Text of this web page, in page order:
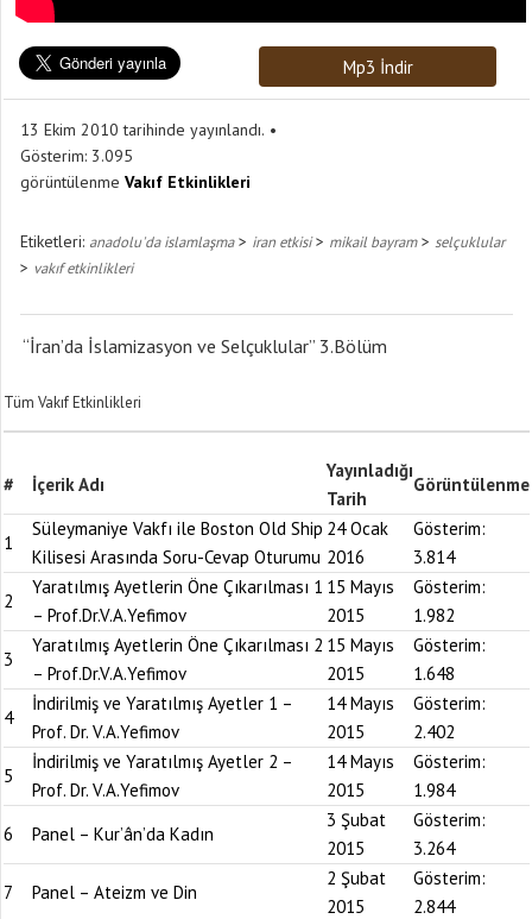
Mp3 İndir
13 Ekim 2010 tarihinde yayınlandı.
Gösterim: 3.095
görüntülenme Vakıf Etkinlikleri
Etiketleri: anadolu'da islamlaşma> iran etkisi> mikail bayram> selçuklular
> vakıf etkinlikleri
“İran’da İslamizasyon ve Selçuklular” 3.Bölüm
Tüm Vakıf Etkinlikleri
# İçerik Adı
Yayınladığı
Tarih
Görüntülenme
1
Süleymaniye Vakfı ile Boston Old Ship
Kilisesi Arasında Soru-Cevap Oturumu
24 Ocak
2016
Gösterim:
3.814
2
Yaratılmış Ayetlerin Öne Çıkarılması 1
– Prof.Dr.V.A.Yefimov
15 Mayıs
2015
Gösterim:
1.982
3
Yaratılmış Ayetlerin Öne Çıkarılması 2
– Prof.Dr.V.A.Yefimov
15 Mayıs
2015
Gösterim:
1.648
4
İndirilmiş ve Yaratılmış Ayetler 1 –
Prof. Dr. V.A.Yefimov
14 Mayıs
2015
Gösterim:
2.402
5
İndirilmiş ve Yaratılmış Ayetler 2 –
Prof. Dr. V.A.Yefimov
14 Mayıs
2015
Gösterim:
1.984
6
Panel – Kur’ân’da Kadın
3 Şubat
2015
Gösterim:
3.264
7
Panel – Ateizm ve Din
2 Şubat
2015
Gösterim:
2.844